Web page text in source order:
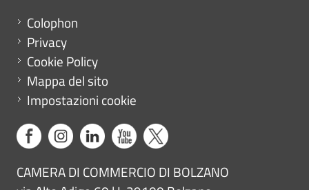
Menu footer
Colophon
Privacy
Cookie Policy
Mappa del sito
Impostazioni cookie
CAMERA DI COMMERCIO DI BOLZANO